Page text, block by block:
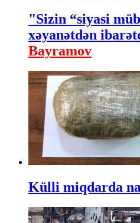
"Sizin “siyasi
xəyanətdən
Bayramov
Külli miqdarda